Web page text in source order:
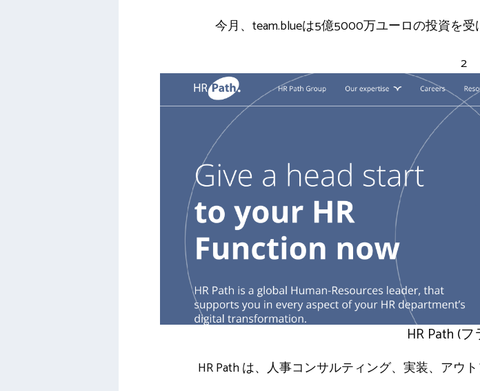
今月、team.blueは5億5000万ユーロの投資を
2
HR Path (
HR Path は、人事コンサルティング、実装、アウ